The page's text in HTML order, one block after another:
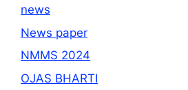
news
News paper
NMMS 2024
OJAS BHARTI